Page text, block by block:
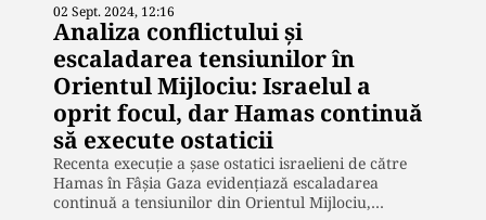
02 Sept. 2024, 12:16
Analiza conflictului și
escaladarea tensiunilor în
Orientul Mijlociu: Israelul a
oprit focul, dar Hamas continuă
să execute ostaticii
Recenta execuție a șase ostatici israelieni de către
Hamas în Fâșia Gaza evidențiază escaladarea
continuă a tensiunilor din Orientul Mijlociu,…